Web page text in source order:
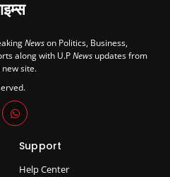
Newson Politics, Business,
along with U.PNews updates from
site.
Support
Help Center